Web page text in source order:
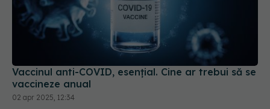
Vaccinul anti-COVID, esențial. Cine ar trebui să se
vaccineze anual
02 apr 2025, 12:34